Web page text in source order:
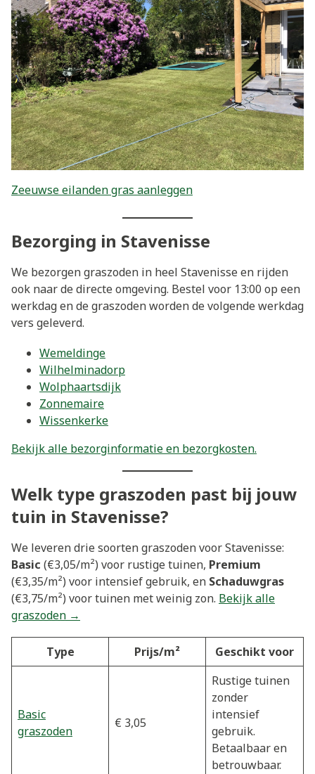
Zeeuwse eilanden gras aanleggen
Bezorging in Stavenisse
We bezorgen graszoden in heel Stavenisse en rijden
ook naar de directe omgeving. Bestel voor 13:00 op een
werkdag en de graszoden worden de volgende werkdag
vers geleverd.
Wemeldinge
Wilhelminadorp
Wolphaartsdijk
Zonnemaire
Wissenkerke
Bekijk alle bezorginformatie en bezorgkosten.
Welk type graszoden past bij jouw
tuin in Stavenisse?
We leveren drie soorten graszoden voor Stavenisse:
Basic (€3,05/m²) voor rustige tuinen, Premium
(€3,35/m²) voor intensief gebruik, en Schaduwgras
(€3,75/m²) voor tuinen met weinig zon. Bekijk alle
graszoden →
Type Prijs/m² Geschikt voor
Basic
graszoden
€ 3,05
Rustige tuinen
zonder
intensief
gebruik.
Betaalbaar en
betrouwbaar.